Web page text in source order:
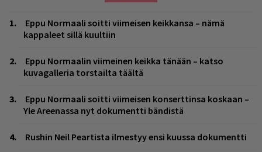
Eppu Normaali soitti viimeisen keikkansa – nämä
kappaleet sillä kuultiin
Eppu Normaalin viimeinen keikka tänään – katso
kuvagalleria torstailta täältä
Eppu Normaali soitti viimeisen konserttinsa koskaan –
Yle Areenassa nyt dokumentti bändistä
Rushin Neil Peartista ilmestyy ensi kuussa dokumentti